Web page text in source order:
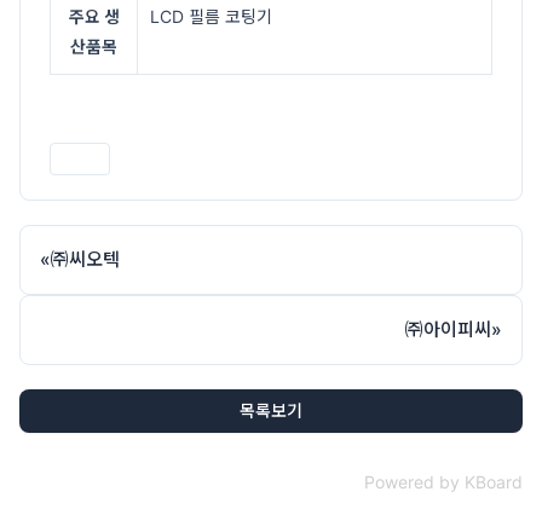
주요 생
산품목
LCD 필름 코팅기
«㈜씨오텍
㈜아이피씨»
목록보기
Powered by KBoard